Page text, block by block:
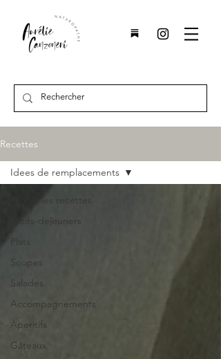
Recettes
Toutes les recettes
Petits-dejeuners
Soupes
Salades
Accompagnements
Aperitifs
Gâteaux
Idees de remplacements